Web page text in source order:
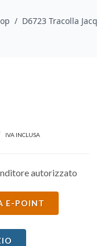
/
IVA INCLUSA
autorizzato
E-POINT